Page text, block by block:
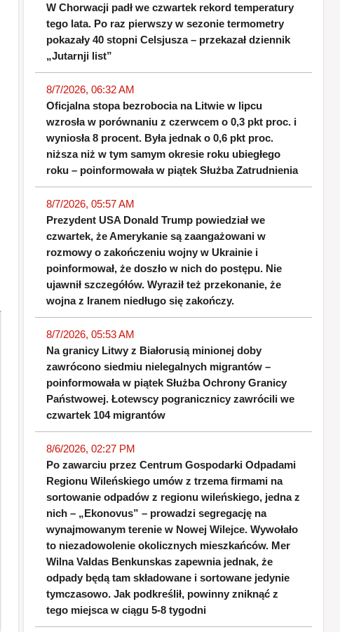
W Chorwacji padł we czwartek rekord temperatury
tego lata. Po raz pierwszy w sezonie termometry
pokazały 40 stopni Celsjusza – przekazał dziennik
„Jutarnji list”
8/7/2026, 06:32 AM
Oficjalna stopa bezrobocia na Litwie w lipcu
wzrosła w porównaniu z czerwcem o 0,3 pkt proc. i
wyniosła 8 procent. Była jednak o 0,6 pkt proc.
niższa niż w tym samym okresie roku ubiegłego
roku – poinformowała w piątek Służba Zatrudnienia
8/7/2026, 05:57 AM
Prezydent USA Donald Trump powiedział we
czwartek, że Amerykanie są zaangażowani w
rozmowy o zakończeniu wojny w Ukrainie i
poinformował, że doszło w nich do postępu. Nie
ujawnił szczegółów. Wyraził też przekonanie, że
wojna z Iranem niedługo się zakończy.
8/7/2026, 05:53 AM
Na granicy Litwy z Białorusią minionej doby
zawrócono siedmiu nielegalnych migrantów –
poinformowała w piątek Służba Ochrony Granicy
Państwowej. Łotewscy pogranicznicy zawrócili we
czwartek 104 migrantów
8/6/2026, 02:27 PM
Po zawarciu przez Centrum Gospodarki Odpadami
Regionu Wileńskiego umów z trzema firmami na
sortowanie odpadów z regionu wileńskiego, jedna z
nich – „Ekonovus” – prowadzi segregację na
wynajmowanym terenie w Nowej Wilejce. Wywołało
to niezadowolenie okolicznych mieszkańców. Mer
Wilna Valdas Benkunskas zapewnia jednak, że
odpady będą tam składowane i sortowane jedynie
tymczasowo. Jak podkreślił, powinny zniknąć z
tego miejsca w ciągu 5-8 tygodni